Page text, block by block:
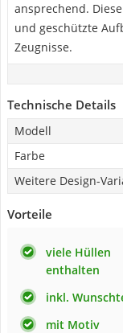
ansprechend.
und geschützte
Zeugnisse.
Technische Details
Modell
Farbe
Weitere Design-
Vorteile
viele Hüllen
enthalten
inkl.
mit Motiv